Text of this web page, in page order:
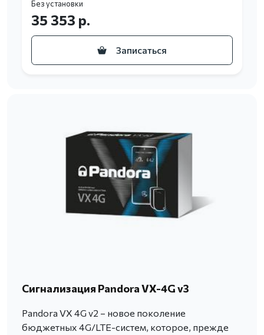
Без установки
35 353 р.
Записаться
Сигнализация Pandora VX-4G v3
Pandora VX 4G v2 – новое поколение
бюджетных 4G/LTE-систем, которое, прежде